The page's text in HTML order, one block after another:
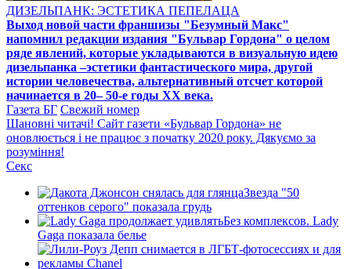
ДИЗЕЛЬПАНК: ЭСТЕТИКА ПЕПЕЛАЦА
Выход новой части франшизы "Безумный Макс"
напомнил редакции издания "Бульвар Гордона" о целом
ряде явлений, которые укладываются в визуальную идею
дизельпанка –эстетики фантастического мира, другой
истории человечества, альтернативный отсчет которой
начинается в 20– 50-е годы XX века.
Газета БГ Свежий номер
Шановні читачі! Сайт газети «Бульвар Гордона» не
оновлюється і не працює з початку 2020 року. Дякуємо за
розуміння!
Секс
Звезда "50
оттенков серого" показала грудь
Без комплексов. Lady
Gaga показала белье